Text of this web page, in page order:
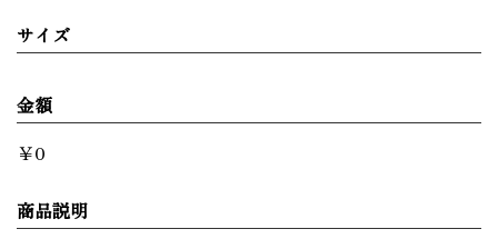
サイズ
金額
￥0
商品説明